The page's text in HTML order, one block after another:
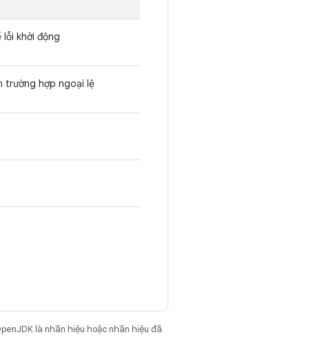
khởi động
trường hợp ngoại lệ
là nhãn hiệu hoặc nhãn hiệu đã